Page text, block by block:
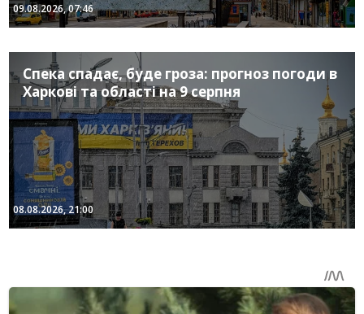
09.08.2026, 07:46
Спека спадає, буде гроза: прогноз погоди в
Харкові та області на 9 серпня
08.08.2026, 21:00